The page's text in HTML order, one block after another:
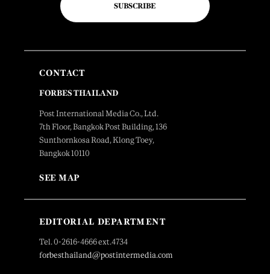
SUBSCRIBE
CONTACT
FORBES THAILAND
Post International Media Co., Ltd.
7th Floor, Bangkok Post Building, 136
Sunthornkosa Road, Klong Toey,
Bangkok 10110
SEE MAP
EDITORIAL DEPARTMENT
Tel. 0-2616-4666 ext.4734
forbesthailand@postintermedia.com